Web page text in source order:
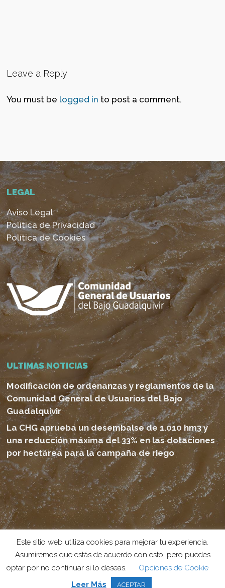
Leave a Reply
You must be logged in to post a comment.
LEGAL
Aviso Legal
Política de Privacidad
Política de Cookies
ULTIMAS NOTICIAS
Modificación de ordenanzas y reglamentos de la
Comunidad General de Usuarios del Bajo
Guadalquivir
La CHG aprueba un desembalse de 1.010 hm3 y
una reducción máxima del 33% en las dotaciones
por hectárea para la campaña de riego
Grado CreativoAgencia de Publicidad
phone email
Este sitio web utiliza cookies para mejorar tu experiencia.
Asumiremos que estás de acuerdo con esto, pero puedes
optar por no continuar si lo deseas.
Opciones de Cookie
Leer Más
ACEPTAR